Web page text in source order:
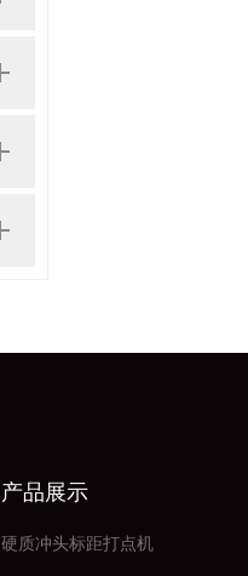
产品展示
硬质冲头标距打点机